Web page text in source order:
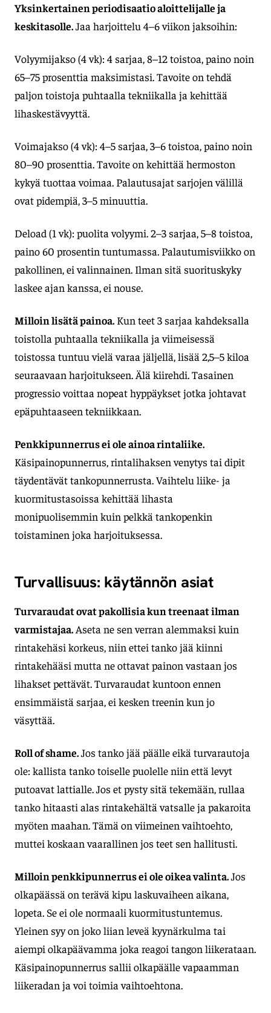
Yksinkertainen periodisaatio aloittelijalle ja
keskitasolle.Jaa harjoittelu 4–6 viikon jaksoihin:
Volyymijakso (4 vk): 4 sarjaa, 8–12 toistoa, paino noin
65–75 prosenttia maksimistasi. Tavoite on tehdä
paljon toistoja puhtaalla tekniikalla ja kehittää
lihaskestävyyttä.
Voimajakso (4 vk): 4–5 sarjaa, 3–6 toistoa, paino noin
80–90 prosenttia. Tavoite on kehittää hermoston
kykyä tuottaa voimaa. Palautusajat sarjojen välillä
ovat pidempiä, 3–5 minuuttia.
Deload (1 vk): puolita volyymi. 2–3 sarjaa, 5–8 toistoa,
paino 60 prosentin tuntumassa. Palautumisviikko on
pakollinen, ei valinnainen. Ilman sitä suorituskyky
laskee ajan kanssa, ei nouse.
Milloin lisätä painoa. Kun teet 3 sarjaa kahdeksalla
toistolla puhtaalla tekniikalla ja viimeisessä
toistossa tuntuu vielä varaa jäljellä, lisää 2,5–5 kiloa
seuraavaan harjoitukseen. Älä kiirehdi. Tasainen
progressio voittaa nopeat hyppäykset jotka johtavat
epäpuhtaaseen tekniikkaan.
Penkkipunnerrus ei ole ainoa rintaliike.
Käsipainopunnerrus, rintalihaksen venytys tai dipit
täydentävät tankopunnerrusta. Vaihtelu liike- ja
kuormitustasoissa kehittää lihasta
monipuolisemmin kuin pelkkä tankopenkin
toistaminen joka harjoituksessa.
Turvallisuus: käytännön asiat
Turvaraudat ovat pakollisia kun treenaat ilman
varmistajaa. Aseta ne sen verran alemmaksi kuin
rintakehäsi korkeus, niin ettei tanko jää kiinni
rintakehääsi mutta ne ottavat painon vastaan jos
lihakset pettävät. Turvaraudat kuntoon ennen
ensimmäistä sarjaa, ei kesken treenin kun jo
väsyttää.
Roll of shame.Jos tanko jää päälle eikä turvarautoja
ole: kallista tanko toiselle puolelle niin että levyt
putoavat lattialle. Jos et pysty sitä tekemään, rullaa
tanko hitaasti alas rintakehältä vatsalle ja pakaroita
myöten maahan. Tämä on viimeinen vaihtoehto,
muttei koskaan vaarallinen jos teet sen hallitusti.
Milloin penkkipunnerrus ei ole oikea valinta.Jos
olkapäässä on terävä kipu laskuvaiheen aikana,
lopeta. Se ei ole normaali kuormitustuntemus.
Yleinen syy on joko liian leveä kyynärkulma tai
aiempi olkapäävamma joka reagoi tangon liikerataan.
Käsipainopunnerrus sallii olkapäälle vapaamman
liikeradan ja voi toimia vaihtoehtona.